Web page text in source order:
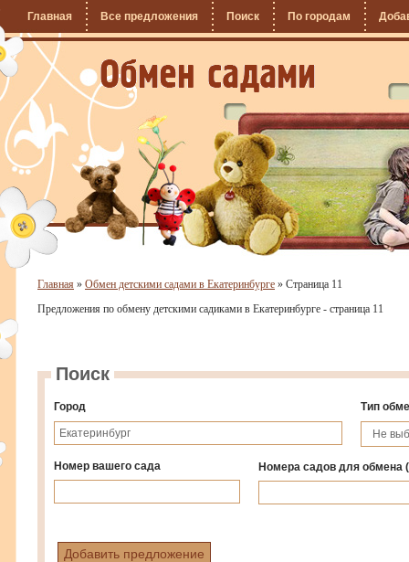
Главная Все предложения Поиск По городам
Главная » Обмен детскими садами в Екатеринбурге » Страница 11
Предложения по обмену детскими садиками в Екатеринбурге - страница 11
Поиск
Город Тип
Номер вашего сада Номера садов для обмена(
Добавить предложение